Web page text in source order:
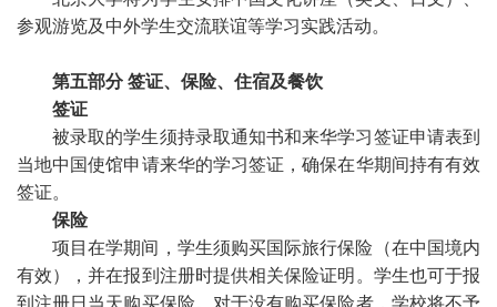
参观游览及中外学生交流联谊等学习实践活动。
第五部分 签证、保险、住宿及餐饮
签证
被录取的学生须持录取通知书和来华学习签证申请表到
当地中国使馆申请来华的学习签证，确保在华期间持有有效
签证。
保险
项目在学期间，学生须购买国际旅行保险（在中国境内
有效），并在报到注册时提供相关保险证明。学生也可于报
到注册日当天购买保险。对于没有购买保险者，学校将不予